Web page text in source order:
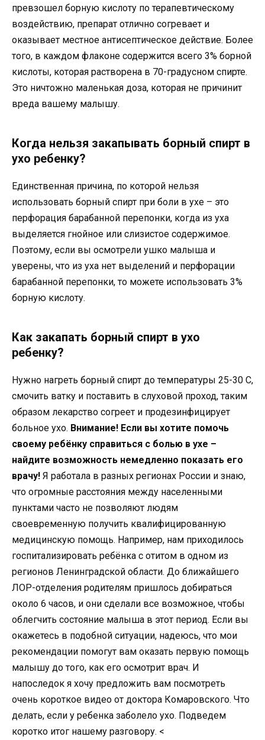
превзошел борную кислоту по терапевтическому
воздействию, препарат отлично согревает и
оказывает местное антисептическое действие. Более
того, в каждом флаконе содержится всего 3% борной
кислоты, которая растворена в 70-градусном спирте.
Это ничтожно маленькая доза, которая не причинит
вреда вашему малышу.
Когда нельзя закапывать борный спирт в
ухо ребенку?
Единственная причина, по которой нельзя
использовать борный спирт при боли в ухе – это
перфорация барабанной перепонки, когда из уха
выделяется гнойное или слизистое содержимое.
Поэтому, если вы осмотрели ушко малыша и
уверены, что из уха нет выделений и перфорации
барабанной перепонки, то можете использовать 3%
борную кислоту.
Как закапать борный спирт в ухо
ребенку?
Нужно нагреть борный спирт до температуры 25-30 С,
смочить ватку и поставить в слуховой проход, таким
образом лекарство согреет и продезинфицирует
больное ухо. Внимание! Если вы хотите помочь
своему ребёнку справиться с болью в ухе –
найдите возможность немедленно показать его
врачу! Я работала в разных регионах России и знаю,
что огромные расстояния между населенными
пунктами часто не позволяют людям
своевременную получить квалифицированную
медицинскую помощь. Например, нам приходилось
госпитализировать ребёнка с отитом в одном из
регионов Ленинградской области. До ближайшего
ЛОР-отделения родителям пришлось добираться
около 6 часов, и они сделали все возможное, чтобы
облегчить состояние малыша в этот период. Если вы
окажетесь в подобной ситуации, надеюсь, что мои
рекомендации помогут вам оказать первую помощь
малышу до того, как его осмотрит врач. И
напоследок я хочу предложить вам посмотреть
очень короткое видео от доктора Комаровского. Что
делать, если у ребенка заболело ухо. Подведем
коротко итог нашему разговору. <